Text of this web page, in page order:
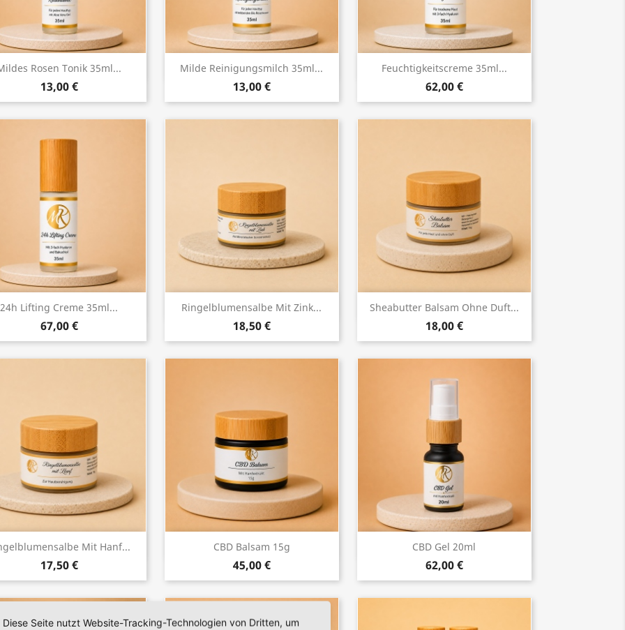
Rosen Tonik 35ml...
13,00 €
Vorschau Milde Reinigungsmilch 35ml...
13,00 €
Vorschau Feuchtigkeitscreme 35ml...
62,00 €
Vorschau
24h Lifting Creme 35ml...
67,00 €
Vorschau Ringelblumensalbe Mit Zink...
18,50 €
Vorschau Sheabutter Balsam Ohne Duft...
18,00 €
Vorschau
Mit Hanf...
17,50 €
Vorschau CBD Balsam 15g
45,00 €
 Vorschau CBD Gel 20ml
62,00 €
Vorschau
Diese Seite nutzt Website-Tracking-Technologien von Dritten, um